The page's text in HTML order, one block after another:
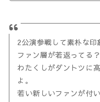
2公演参戦して素朴な印
ファン層が若返ってる
わたくしがダントツに
よ。
若い新しいファンが付